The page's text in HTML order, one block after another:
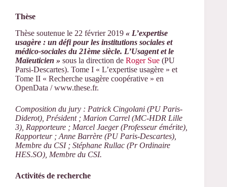
Thèse
Thèse soutenue le 22 février 2019 « L’expertise
usagère : un défi pour les institutions sociales et
médico-sociales du 21ème siècle. L’Usagent et le
Maïeuticien » sous la direction de Roger Sue (PU
Parsi-Descartes). Tome I « L’expertise usagère » et
Tome II « Recherche usagère coopérative » en
OpenData / www.these.fr.
Composition du jury : Patrick Cingolani (PU Paris-
Diderot), Président ; Marion Carrel (MC-HDR Lille
3), Rapporteure ; Marcel Jaeger (Professeur émérite),
Rapporteur ; Anne Barrère (PU Paris-Descartes),
Membre du CSI ; Stéphane Rullac (Pr Ordinaire
HES.SO), Membre du CSI.
Activités de recherche